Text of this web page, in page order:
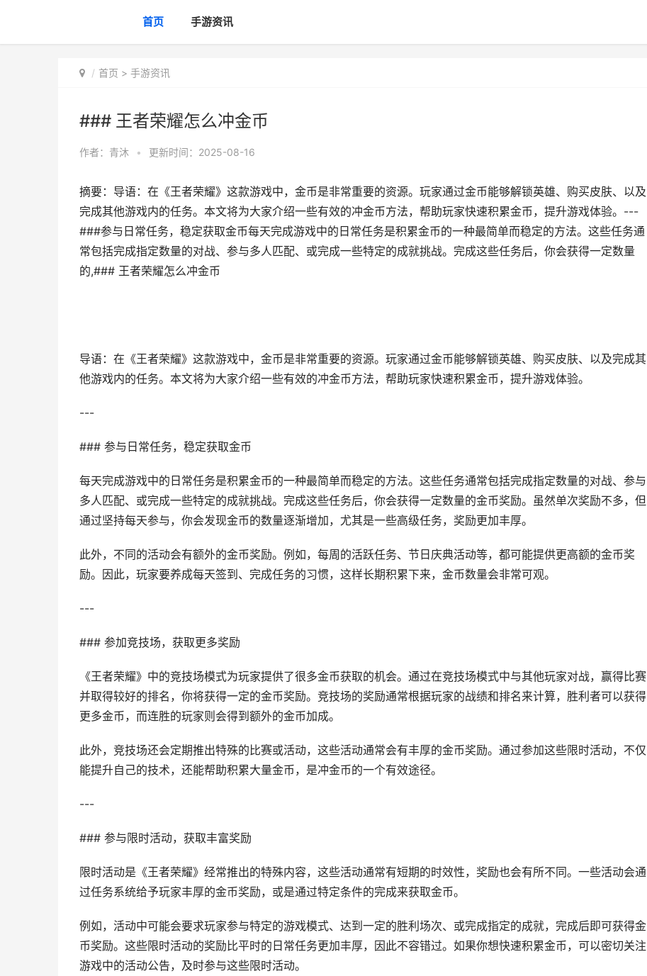
首页 手游资讯
首页 > 手游资讯
### 王者荣耀怎么冲金币
作者： 青沐 • 更新时间：2025-08-16
摘要：导语：在《王者荣耀》这款游戏中，金币是非常重要的资源。玩家通过金币能够解锁英雄、购买皮肤、以及
完成其他游戏内的任务。本文将为大家介绍一些有效的冲金币方法，帮助玩家快速积累金币，提升游戏体验。---
###参与日常任务，稳定获取金币每天完成游戏中的日常任务是积累金币的一种最简单而稳定的方法。这些任务通
常包括完成指定数量的对战、参与多人匹配、或完成一些特定的成就挑战。完成这些任务后，你会获得一定数量
的,### 王者荣耀怎么冲金币
导语：在《王者荣耀》这款游戏中，金币是非常重要的资源。玩家通过金币能够解锁英雄、购买皮肤、以及完成其
他游戏内的任务。本文将为大家介绍一些有效的冲金币方法，帮助玩家快速积累金币，提升游戏体验。
---
### 参与日常任务，稳定获取金币
每天完成游戏中的日常任务是积累金币的一种最简单而稳定的方法。这些任务通常包括完成指定数量的对战、参与
多人匹配、或完成一些特定的成就挑战。完成这些任务后，你会获得一定数量的金币奖励。虽然单次奖励不多，但
通过坚持每天参与，你会发现金币的数量逐渐增加，尤其是一些高级任务，奖励更加丰厚。
此外，不同的活动会有额外的金币奖励。例如，每周的活跃任务、节日庆典活动等，都可能提供更高额的金币奖
励。因此，玩家要养成每天签到、完成任务的习惯，这样长期积累下来，金币数量会非常可观。
---
### 参加竞技场，获取更多奖励
《王者荣耀》中的竞技场模式为玩家提供了很多金币获取的机会。通过在竞技场模式中与其他玩家对战，赢得比赛
并取得较好的排名，你将获得一定的金币奖励。竞技场的奖励通常根据玩家的战绩和排名来计算，胜利者可以获得
更多金币，而连胜的玩家则会得到额外的金币加成。
此外，竞技场还会定期推出特殊的比赛或活动，这些活动通常会有丰厚的金币奖励。通过参加这些限时活动，不仅
能提升自己的技术，还能帮助积累大量金币，是冲金币的一个有效途径。
---
### 参与限时活动，获取丰富奖励
限时活动是《王者荣耀》经常推出的特殊内容，这些活动通常有短期的时效性，奖励也会有所不同。一些活动会通
过任务系统给予玩家丰厚的金币奖励，或是通过特定条件的完成来获取金币。
例如，活动中可能会要求玩家参与特定的游戏模式、达到一定的胜利场次、或完成指定的成就，完成后即可获得金
币奖励。这些限时活动的奖励比平时的日常任务更加丰厚，因此不容错过。如果你想快速积累金币，可以密切关注
游戏中的活动公告，及时参与这些限时活动。